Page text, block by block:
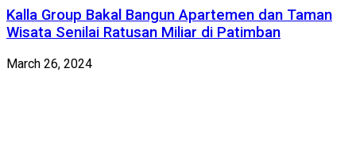
Kalla Group Bakal Bangun Apartemen dan Taman
Wisata Senilai Ratusan Miliar di Patimban
March 26, 2024